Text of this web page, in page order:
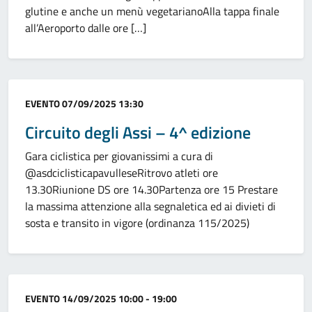
glutine e anche un menù vegetarianoAlla tappa finale
all’Aeroporto dalle ore […]
Categoria:
EVENTO07/09/2025 13:30
Circuito degli Assi – 4^ edizione
Gara ciclistica per giovanissimi a cura di
@asdciclisticapavulleseRitrovo atleti ore
13.30Riunione DS ore 14.30Partenza ore 15 Prestare
la massima attenzione alla segnaletica ed ai divieti di
sosta e transito in vigore (ordinanza 115/2025)
Categoria:
EVENTO14/09/2025 10:00 - 19:00